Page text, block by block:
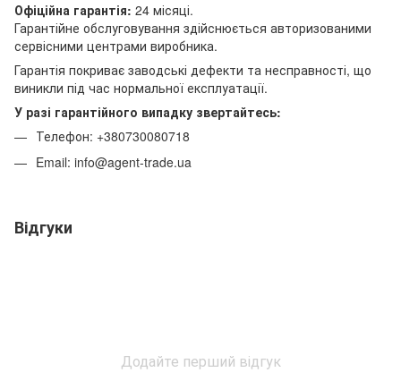
Офіційна гарантія: 24 місяці.
Гарантійне обслуговування здійснюється авторизованими
сервісними центрами виробника.
Гарантія покриває заводські дефекти та несправності, що
виникли під час нормальної експлуатації.
У разі гарантійного випадку звертайтесь:
Телефон: +380730080718
Email: info@agent-trade.ua
Відгуки
Додайте перший відгук